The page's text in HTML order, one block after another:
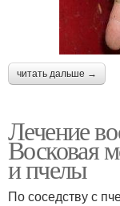
читать дальше →
Лечение
Восковая
и пчелы
По соседству с